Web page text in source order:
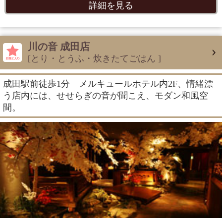
詳細を見る
川の音 成田店
[とり・とうふ・炊きたてごはん ]
成田駅前徒歩1分 メルキュールホテル内2F、情緒漂
う店内には、せせらぎの音が聞こえ、モダン和風空
間。